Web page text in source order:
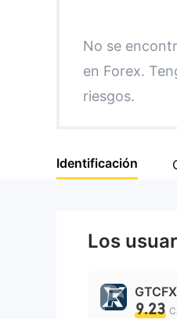
6
7
8
9
4
7
8
9
4
6
8
9
No se
en Forex.
riesgos.
Identificación
Los
GTCFX
9.23